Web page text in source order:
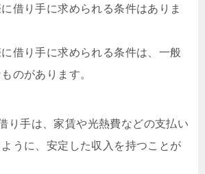
借り手に求められる条件はありま
借り手に求められる条件は、一般
のがあります。
り手は、家賃や光熱費などの支払い
うに、安定した収入を持つことが